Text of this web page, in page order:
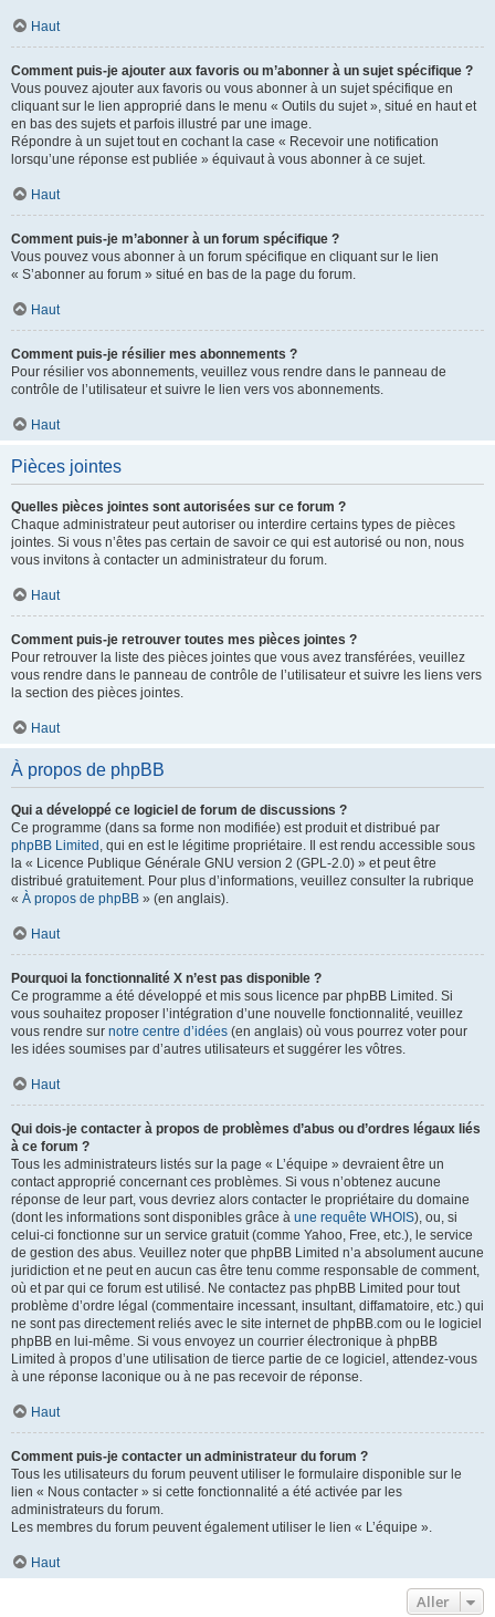
Haut
Comment puis-je ajouter aux favoris ou m’abonner à un sujet spécifique ?
Vous pouvez ajouter aux favoris ou vous abonner à un sujet spécifique en
cliquant sur le lien approprié dans le menu « Outils du sujet », situé en haut et
en bas des sujets et parfois illustré par une image.
Répondre à un sujet tout en cochant la case « Recevoir une notification
lorsqu’une réponse est publiée » équivaut à vous abonner à ce sujet.
Haut
Comment puis-je m’abonner à un forum spécifique ?
Vous pouvez vous abonner à un forum spécifique en cliquant sur le lien
« S’abonner au forum » situé en bas de la page du forum.
Haut
Comment puis-je résilier mes abonnements ?
Pour résilier vos abonnements, veuillez vous rendre dans le panneau de
contrôle de l’utilisateur et suivre le lien vers vos abonnements.
Haut
Pièces jointes
Quelles pièces jointes sont autorisées sur ce forum ?
Chaque administrateur peut autoriser ou interdire certains types de pièces
jointes. Si vous n’êtes pas certain de savoir ce qui est autorisé ou non, nous
vous invitons à contacter un administrateur du forum.
Haut
Comment puis-je retrouver toutes mes pièces jointes ?
Pour retrouver la liste des pièces jointes que vous avez transférées, veuillez
vous rendre dans le panneau de contrôle de l’utilisateur et suivre les liens vers
la section des pièces jointes.
Haut
À propos de phpBB
Qui a développé ce logiciel de forum de discussions ?
Ce programme (dans sa forme non modifiée) est produit et distribué par
phpBB Limited , qui en est le légitime propriétaire. Il est rendu accessible sous
la « Licence Publique Générale GNU version 2 (GPL-2.0) » et peut être
distribué gratuitement. Pour plus d’informations, veuillez consulter la rubrique
« À propos de phpBB » (en anglais).
Haut
Pourquoi la fonctionnalité X n’est pas disponible ?
Ce programme a été développé et mis sous licence par phpBB Limited. Si
vous souhaitez proposer l’intégration d’une nouvelle fonctionnalité, veuillez
vous rendre sur notre centre d’idées (en anglais) où vous pourrez voter pour
les idées soumises par d’autres utilisateurs et suggérer les vôtres.
Haut
Qui dois-je contacter à propos de problèmes d’abus ou d’ordres légaux liés
à ce forum ?
Tous les administrateurs listés sur la page « L’équipe » devraient être un
contact approprié concernant ces problèmes. Si vous n’obtenez aucune
réponse de leur part, vous devriez alors contacter le propriétaire du domaine
(dont les informations sont disponibles grâce à une requête WHOIS), ou, si
celui-ci fonctionne sur un service gratuit (comme Yahoo, Free, etc.), le service
de gestion des abus. Veuillez noter que phpBB Limited n’a absolument aucune
juridiction et ne peut en aucun cas être tenu comme responsable de comment,
où et par qui ce forum est utilisé. Ne contactez pas phpBB Limited pour tout
problème d’ordre légal (commentaire incessant, insultant, diffamatoire, etc.) qui
ne sont pas directement reliés avec le site internet de phpBB.com ou le logiciel
phpBB en lui-même. Si vous envoyez un courrier électronique à phpBB
Limited à propos d’une utilisation de tierce partie de ce logiciel, attendez-vous
à une réponse laconique ou à ne pas recevoir de réponse.
Haut
Comment puis-je contacter un administrateur du forum ?
Tous les utilisateurs du forum peuvent utiliser le formulaire disponible sur le
lien « Nous contacter » si cette fonctionnalité a été activée par les
administrateurs du forum.
Les membres du forum peuvent également utiliser le lien « L’équipe ».
Haut
Aller